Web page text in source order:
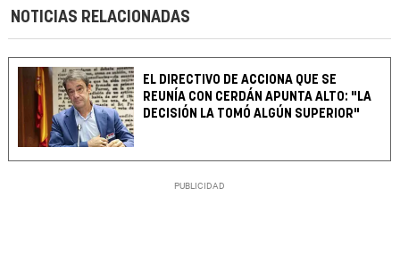
NOTICIAS RELACIONADAS
EL DIRECTIVO DE ACCIONA QUE SE
REUNÍA CON CERDÁN APUNTA ALTO: "LA
DECISIÓN LA TOMÓ ALGÚN SUPERIOR"